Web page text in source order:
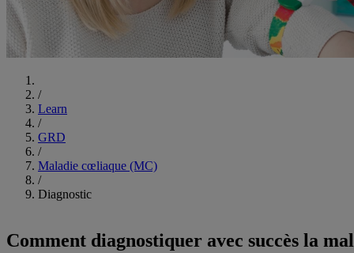
/
Learn
/
GRD
/
Maladie cœliaque (MC)
/
Diagnostic
Comment diagnostiquer avec succès la